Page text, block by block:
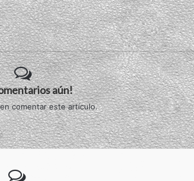
aún!
comentar este artículo.